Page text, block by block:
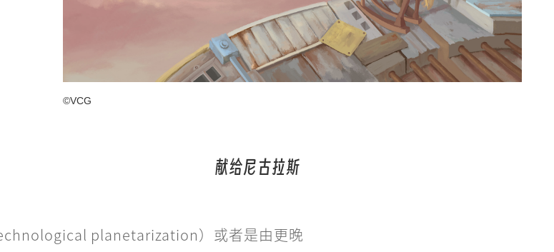
©VCG
献给尼古拉斯
planetarization）或者是由更晚